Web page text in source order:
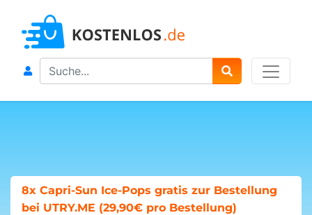
Search
8x Capri-Sun Ice-Pops gratis zur Bestellung
bei UTRY.ME (29,90€ pro Bestellung)